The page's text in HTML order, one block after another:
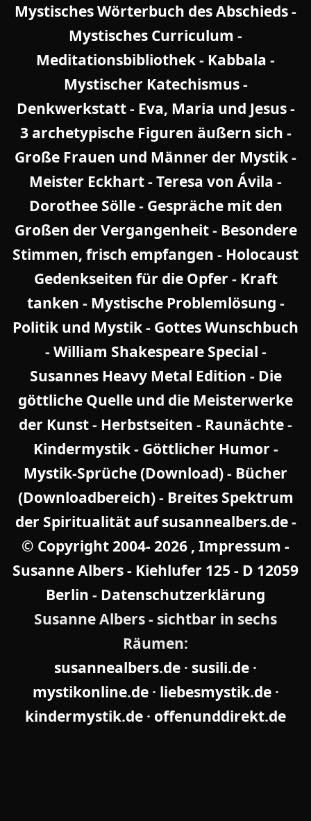
Mystisches Wörterbuch des Abschieds-
Mystisches Curriculum -
Meditationsbibliothek- Kabbala -
Mystischer Katechismus-
Denkwerkstatt- Eva, Maria und Jesus -
3 archetypische Figuren äußern sich -
Große Frauen und Männer der Mystik-
Meister Eckhart-Teresa von Ávila -
Dorothee Sölle- Gespräche mit den
Großen der Vergangenheit- Besondere
Stimmen, frisch empfangen - Holocaust
Gedenkseiten für die Opfer - Kraft
tanken - Mystische Problemlösung -
Politik und Mystik- Gottes Wunschbuch
-William Shakespeare Special -
Susannes Heavy Metal Edition - Die
göttliche Quelle und die Meisterwerke
der Kunst- Herbstseiten - Raunächte-
Kindermystik- Göttlicher Humor -
Mystik-Sprüche (Download)- Bücher
(Downloadbereich)- Breites Spektrum
der Spiritualität auf susannealbers.de-
© Copyright 2004-2026 , Impressum -
Susanne Albers - Kiehlufer 125 - D 12059
Berlin - Datenschutzerklärung
Susanne Albers - sichtbar in sechs
Räumen:
susannealbers.de · susili.de ·
mystikonline.de· liebesmystik.de·
kindermystik.de · offenunddirekt.de